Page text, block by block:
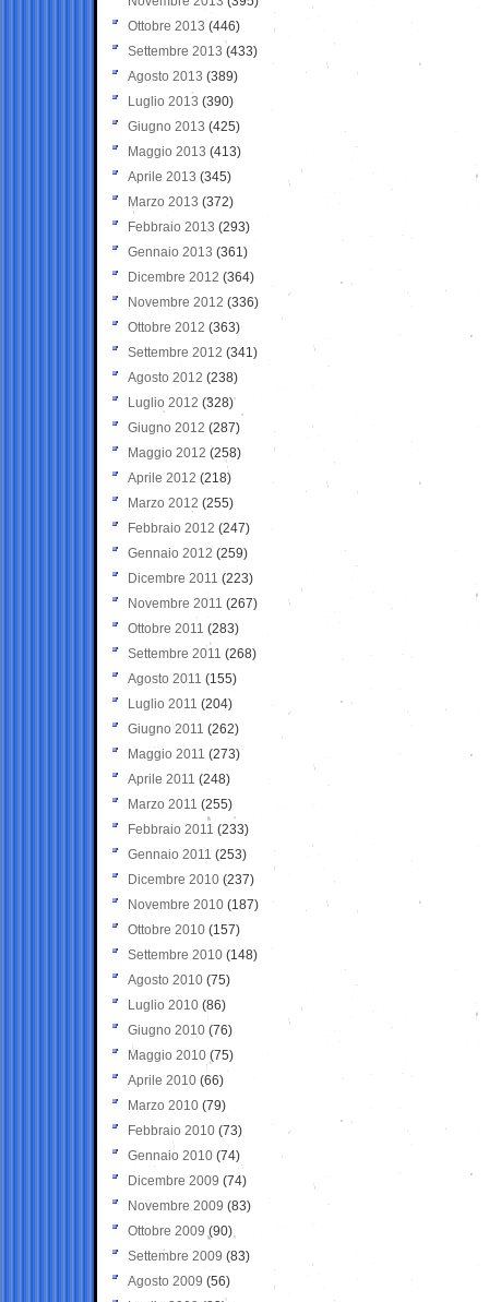
Ottobre 2013 (446)
Settembre 2013 (433)
Agosto 2013 (389)
Luglio 2013 (390)
Giugno 2013 (425)
Maggio 2013 (413)
Aprile 2013 (345)
Marzo 2013 (372)
Febbraio 2013 (293)
Gennaio 2013 (361)
Dicembre 2012 (364)
Novembre 2012 (336)
Ottobre 2012 (363)
Settembre 2012 (341)
Agosto 2012 (238)
Luglio 2012 (328)
Giugno 2012 (287)
Maggio 2012 (258)
Aprile 2012 (218)
Marzo 2012 (255)
Febbraio 2012 (247)
Gennaio 2012 (259)
Dicembre 2011 (223)
Novembre 2011 (267)
Ottobre 2011 (283)
Settembre 2011 (268)
Agosto 2011 (155)
Luglio 2011 (204)
Giugno 2011 (262)
Maggio 2011 (273)
Aprile 2011 (248)
Marzo 2011 (255)
Febbraio 2011 (233)
Gennaio 2011 (253)
Dicembre 2010 (237)
Novembre 2010 (187)
Ottobre 2010 (157)
Settembre 2010 (148)
Agosto 2010 (75)
Luglio 2010 (86)
Giugno 2010 (76)
Maggio 2010 (75)
Aprile 2010 (66)
Marzo 2010 (79)
Febbraio 2010 (73)
Gennaio 2010 (74)
Dicembre 2009 (74)
Novembre 2009 (83)
Ottobre 2009 (90)
Settembre 2009 (83)
Agosto 2009 (56)